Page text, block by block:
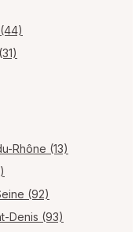
Rhône (13)
(92)
Denis (93)